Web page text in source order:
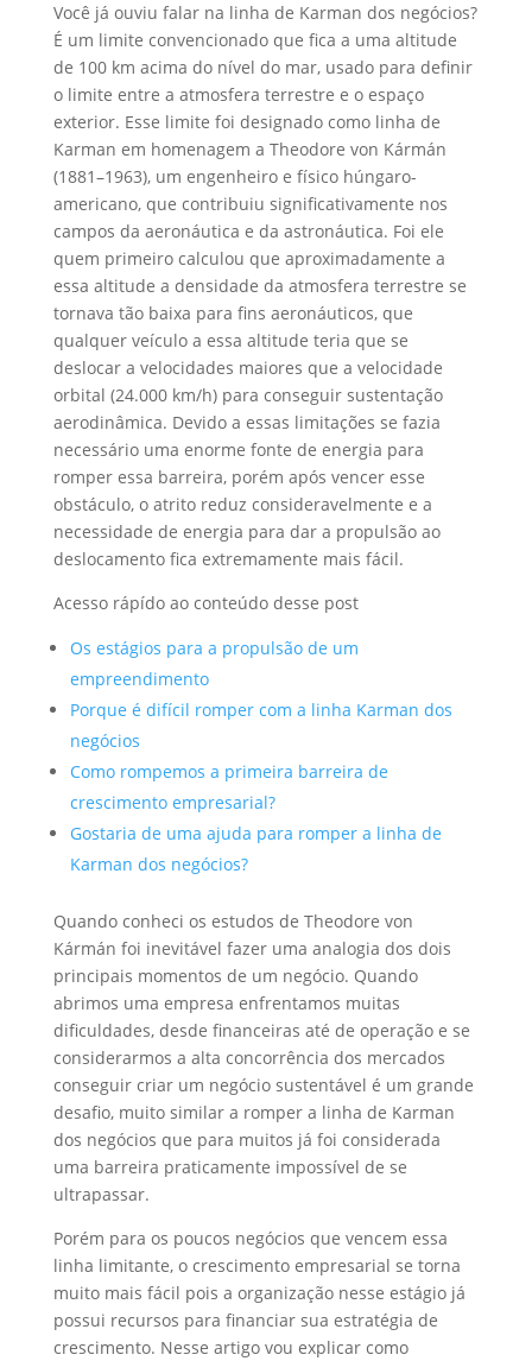
Você já ouviu falar na linha de Karman dos negócios?
É um limite convencionado que fica a uma altitude
de 100 km acima do nível do mar, usado para definir
o limite entre a atmosfera terrestre e o espaço
exterior. Esse limite foi designado como linha de
Karman em homenagem a Theodore von Kármán
(1881–1963), um engenheiro e físico húngaro-
americano, que contribuiu significativamente nos
campos da aeronáutica e da astronáutica. Foi ele
quem primeiro calculou que aproximadamente a
essa altitude a densidade da atmosfera terrestre se
tornava tão baixa para fins aeronáuticos, que
qualquer veículo a essa altitude teria que se
deslocar a velocidades maiores que a velocidade
orbital (24.000 km/h) para conseguir sustentação
aerodinâmica. Devido a essas limitações se fazia
necessário uma enorme fonte de energia para
romper essa barreira, porém após vencer esse
obstáculo, o atrito reduz consideravelmente e a
necessidade de energia para dar a propulsão ao
deslocamento fica extremamente mais fácil.
Acesso rápído ao conteúdo desse post
Os estágios para a propulsão de um
empreendimento
Porque é difícil romper com a linha Karman dos
negócios
Como rompemos a primeira barreira de
crescimento empresarial?
Gostaria de uma ajuda para romper a linha de
Karman dos negócios?
Quando conheci os estudos de Theodore von
Kármán foi inevitável fazer uma analogia dos dois
principais momentos de um negócio. Quando
abrimos uma empresa enfrentamos muitas
dificuldades, desde financeiras até de operação e se
considerarmos a alta concorrência dos mercados
conseguir criar um negócio sustentável é um grande
desafio, muito similar a romper a linha de Karman
dos negócios que para muitos já foi considerada
uma barreira praticamente impossível de se
ultrapassar.
Porém para os poucos negócios que vencem essa
linha limitante, o crescimento empresarial se torna
muito mais fácil pois a organização nesse estágio já
possui recursos para financiar sua estratégia de
crescimento. Nesse artigo vou explicar como